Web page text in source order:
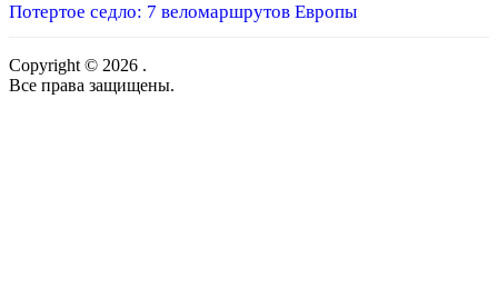
Потертое седло: 7 веломаршрутов Европы
Copyright © 2026 .
Все права защищены.